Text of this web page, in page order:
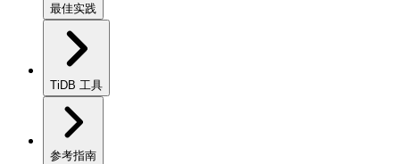
最佳实践
TiDB 工具
参考指南